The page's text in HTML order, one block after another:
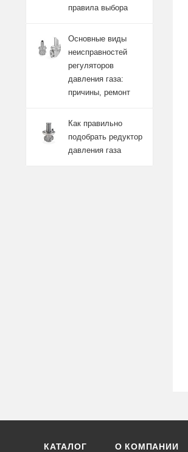
правила выбора
Основные виды
неисправностей
регуляторов
давления газа:
причины, ремонт
Как правильно
подобрать редуктор
давления газа
КАТАЛОГ О КОМПАНИИ